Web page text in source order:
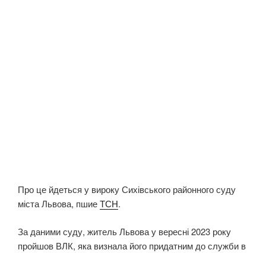
Про це йдеться у вироку Сихівського районного суду
міста Львова, пшиеТСН.
За даними суду, житель Львова у вересні 2023 року
пройшов ВЛК, яка визнала його придатним до служби в